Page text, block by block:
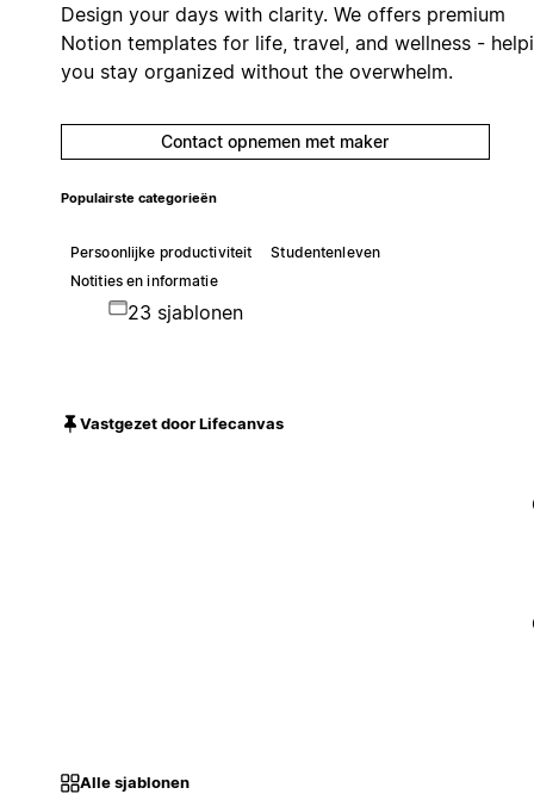
Design your days with clarity. We offers premium
Notion templates for life, travel, and wellness -
you stay organized without the overwhelm.
Contact opnemen met maker
Populairste categorieën
Persoonlijke productiviteit
Studentenleven
Notities en informatie
23 sjablonen
Vastgezet door Lifecanvas
Alle sjablonen